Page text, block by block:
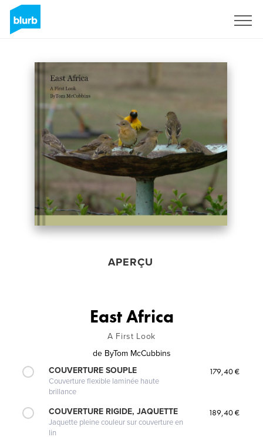
APERÇU
East Africa
A First Look
de ByTom McCubbins
COUVERTURE SOUPLE
Couverture flexible laminée haute
brillance
179,40 €
COUVERTURE RIGIDE, JAQUETTE
Jaquette pleine couleur sur couverture en
lin
189,40 €